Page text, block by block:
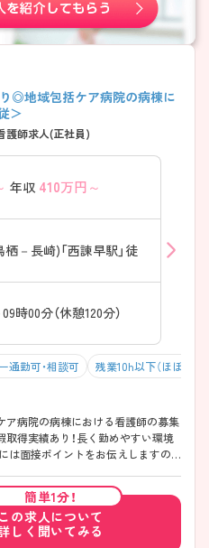
り◎地域包括ケア病院の病棟に
＞
師求人(正社員)
年収 410万円～
－長崎)「西諫早駅」徒
時00分（休憩120分）
通勤可・相談可 残業10h以下（ほぼなし）
ア病院の病棟における看護師の募集
取得実績あり！長く勤めやすい環境
は面接ポイントをお伝えしますの
簡単1分！
この求人について
しく聞いてみる